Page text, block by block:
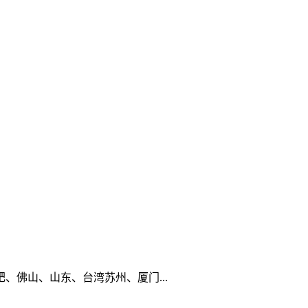
佛山、山东、台湾苏州、厦门...